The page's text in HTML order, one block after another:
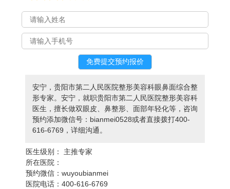
安宁，贵阳市第二人民医院整形美容科眼鼻面综合整
形专家。安宁，就职贵阳市第二人民医院整形美容科
医生，擅长做双眼皮、鼻整形、面部年轻化等，咨询
预约添加微信号：bianmei0528或者直接拨打400-
616-6769，详细沟通。
医生级别：
主推专家
所在医院：
预约微信：wuyoubianmei
医院电话：400-616-6769